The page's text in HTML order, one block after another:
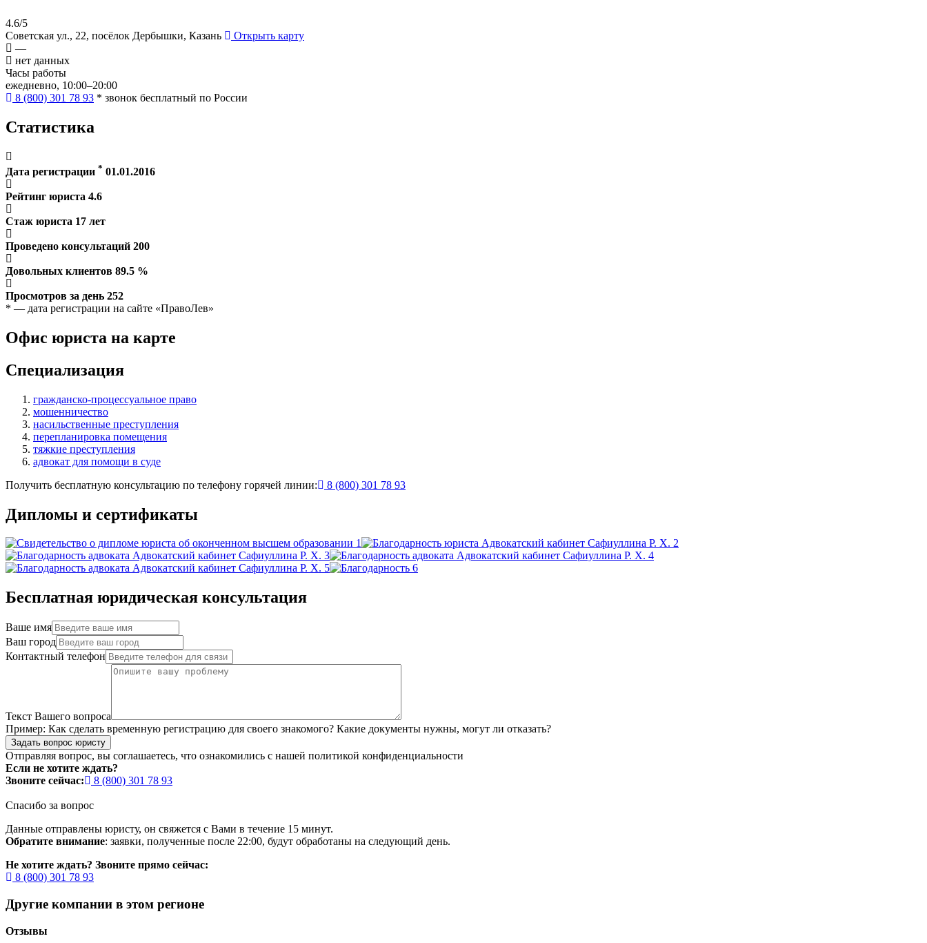
4.6/5
Советская ул., 22, посёлок Дербышки, Казань
Открыть карту
—
нет данных
Часы работы
ежедневно, 10:00–20:00
8 (800) 301 78 93 * звонок бесплатный по России
Статистика
Дата регистрации * 01.01.2016
Рейтинг юриста 4.6
Стаж юриста 17 лет
Проведено консультаций 200
Довольных клиентов 89.5 %
Просмотров за день 252
* — дата регистрации на сайте «ПравоЛев»
Офис юриста на карте
Специализация
гражданско-процессуальное право
мошенничество
насильственные преступления
перепланировка помещения
тяжкие преступления
адвокат для помощи в суде
Получить бесплатную консультацию по телефону горячей линии:
8 (800) 301 78 93
Дипломы и сертификаты
Бесплатная юридическая консультация
Ваше имя
Ваш город
Контактный телефон
Текст Вашего вопроса
Пример: Как сделать временную регистрацию для своего знакомого? Какие документы нужны, могут ли отказать?
Задать вопрос юристу
Отправляя вопрос, вы соглашаетесь, что ознакомились с нашей политикой конфиденциальности
Если не хотите ждать?
Звоните сейчас:
8 (800) 301 78 93
Спасибо за вопрос
Данные отправлены юристу, он свяжется с Вами в течение 15 минут.
Обратите внимание: заявки, полученные после 22:00, будут обработаны на следующий день.
Не хотите ждать? Звоните прямо сейчас:
8 (800) 301 78 93
Другие компании в этом регионе
Отзывы